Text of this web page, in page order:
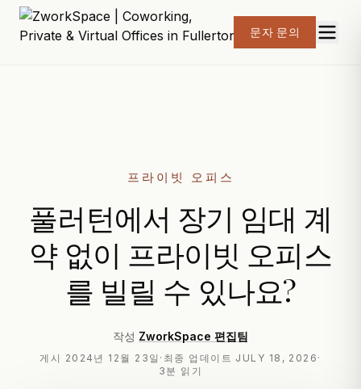
문자 문의
프라이빗 오피스
풀러턴에서 장기 임대 계
약 없이 프라이빗 오피스
를 빌릴 수 있나요?
작성 ZworkSpace 편집팀
게시 2024년 12월 23일 · 최종 업데이트 JULY 18, 2026 ·
3분 읽기